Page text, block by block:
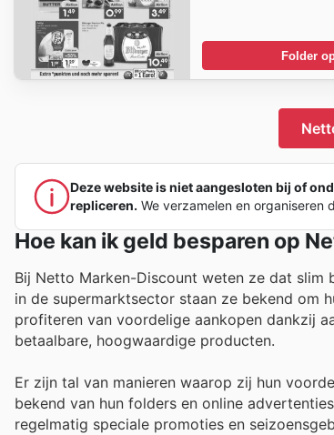
Folder
Deze website is niet aangesloten bij of
repliceren. We verzamelen en organiseren
Hoe kan ik geld besparen op
Bij Netto Marken-Discount weten ze dat slim
in de supermarktsector staan ze bekend om
profiteren van voordelige aankopen dankzij
betaalbare, hoogwaardige producten.
Er zijn tal van manieren waarop zij hun
bekend van hun folders en online
regelmatig speciale promoties en